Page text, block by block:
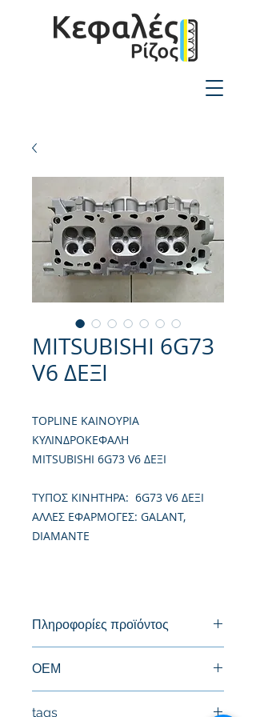
MITSUBISHI 6G73
V6 ΔΕΞΙ
TOPLINE ΚΑΙΝΟΥΡΙΑ
ΚΥΛΙΝΔΡΟΚΕΦΑΛΗ
MITSUBISHI 6G73 V6 ΔΕΞΙ
TΥΠΟΣ ΚΙΝΗΤΗΡΑ: 6G73 V6 ΔΕΞΙ
ΑΛΛΕΣ ΕΦΑΡΜΟΓΕΣ: GALANT,
DIAMANTE
Πληροφορίες προϊόντος
ΟΕΜ
tags